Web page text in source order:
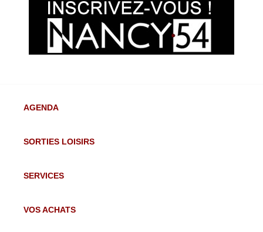
AGENDA
SORTIES LOISIRS
SERVICES
VOS ACHATS